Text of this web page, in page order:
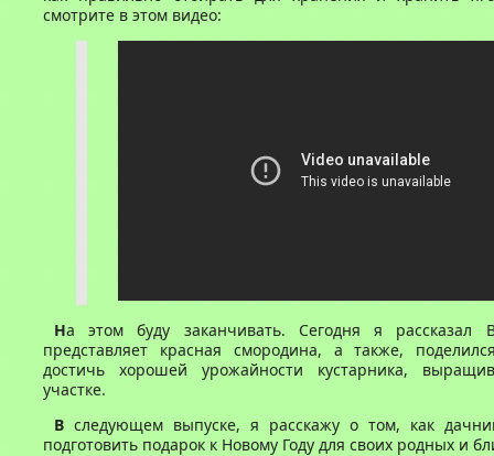
смотрите в этом видео:
На этом буду заканчивать. Сегодня я рассказал
представляет красная смородина, а также,
достичь хорошей урожайности кустарника,
участке.
В следующем выпуске, я расскажу о том, как
подготовить подарок к Новому Году для своих родных и